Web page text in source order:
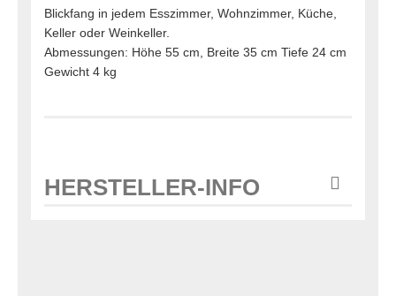
Blickfang in jedem Esszimmer, Wohnzimmer, Küche,
Keller oder Weinkeller.
Abmessungen: Höhe 55 cm, Breite 35 cm Tiefe 24 cm
Gewicht 4 kg
HERSTELLER-INFO